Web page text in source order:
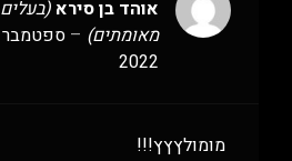
אוהד בן סירא(בעלים
מאומתים) –
2022
מומולץץץ!!!